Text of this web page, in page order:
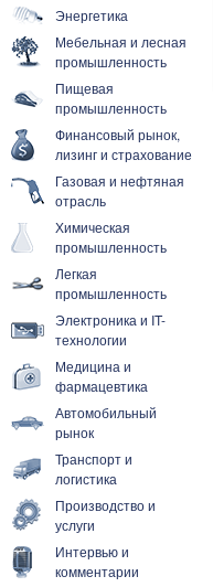
Энергетика
Мебельная и лесная
промышленность
Пищевая
промышленность
Финансовый рынок,
лизинг и страхование
Газовая и нефтяная
отрасль
Химическая
промышленность
Легкая
промышленность
Электроника и IT-
технологии
Медицина и
фармацевтика
Автомобильный
рынок
Транспорт и
логистика
Производство и
услуги
Интервью и
комментарии